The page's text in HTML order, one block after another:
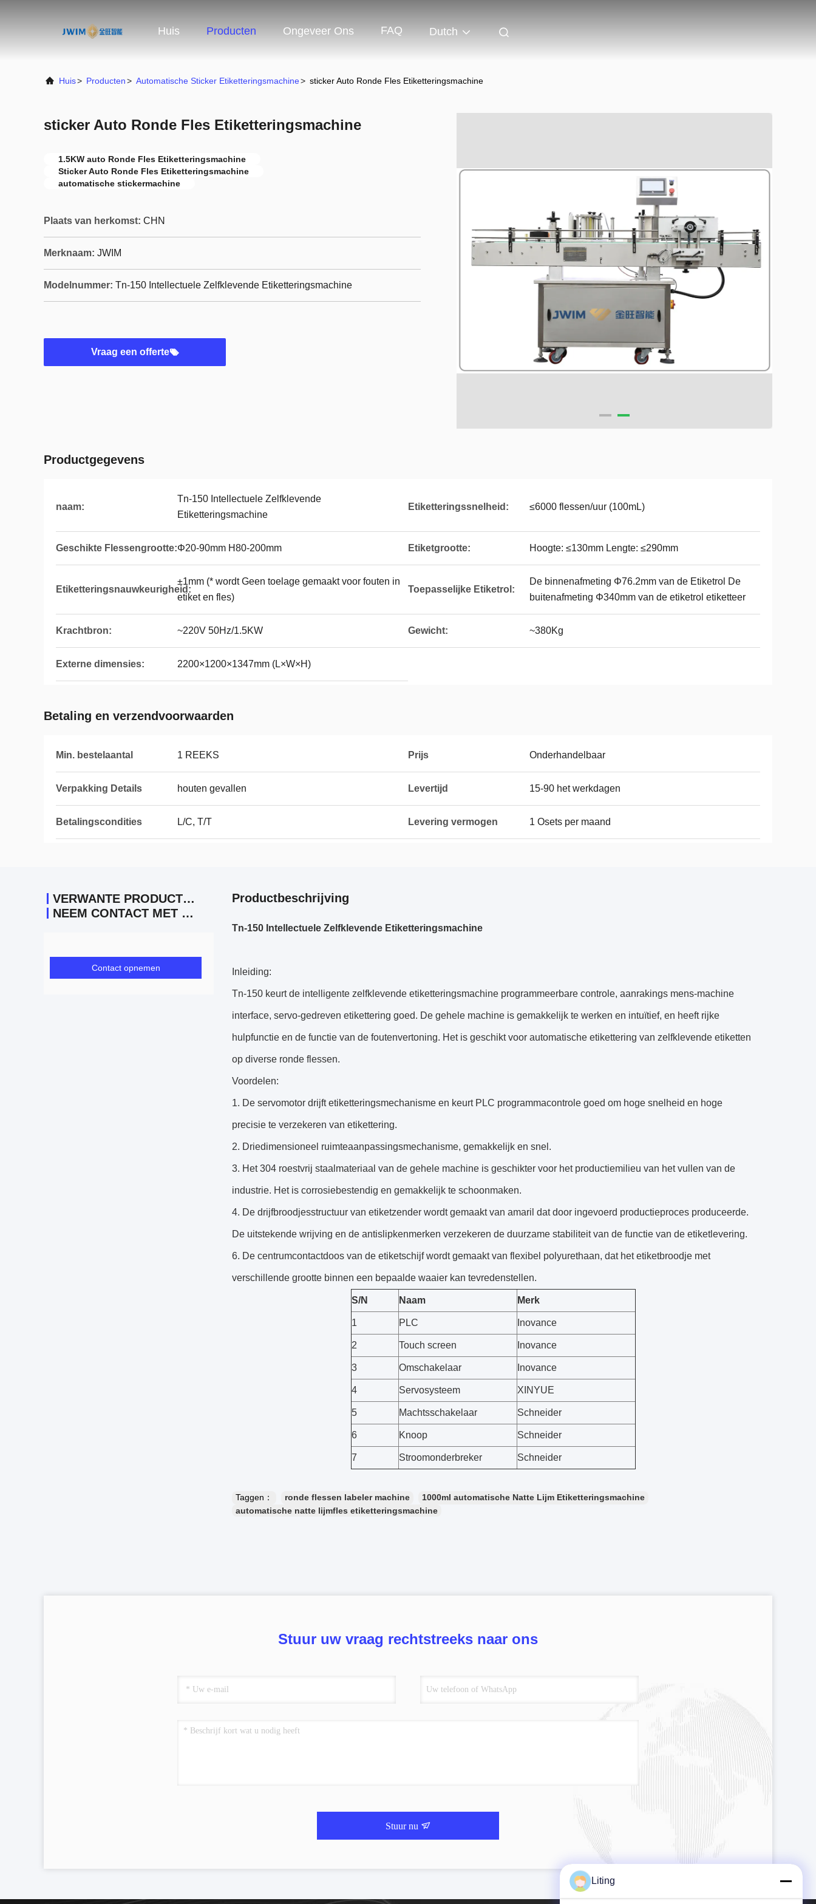
Huis Producten Ongeveer Ons FAQ Dutch
Huis> Producten> Automatische Sticker Etiketteringsmachine> sticker Auto Ronde Fles Etiketteringsmachine
sticker Auto Ronde Fles Etiketteringsmachine
1.5KW auto Ronde Fles Etiketteringsmachine
Sticker Auto Ronde Fles Etiketteringsmachine
automatische stickermachine
Plaats van herkomst: CHN
Merknaam: JWIM
Modelnummer: Tn-150 Intellectuele Zelfklevende Etiketteringsmachine
Vraag een offerte
Productgegevens
naam:
Tn-150 Intellectuele Zelfklevende
Etiketteringsmachine
Etiketteringssnelheid: ≤6000 flessen/uur (100mL)
Geschikte Flessengrootte:Φ20-90mm H80-200mm Etiketgrootte: Hoogte: ≤130mm Lengte: ≤290mm
Etiketteringsnauwkeurigheid:
±1mm (* wordt Geen toelage gemaakt voor fouten in
etiket en fles)
Toepasselijke Etiketrol:
De binnenafmeting Φ76.2mm van de Etiketrol De
buitenafmeting Φ340mm van de etiketrol etiketteer
Krachtbron: ~220V 50Hz/1.5KW Gewicht: ~380Kg
Externe dimensies: 2200×1200×1347mm (L×W×H)
Betaling en verzendvoorwaarden
Min. bestelaantal 1 REEKS Prijs Onderhandelbaar
Verpakking Details houten gevallen Levertijd 15-90 het werkdagen
Betalingscondities L/C, T/T Levering vermogen 1 Osets per maand
VERWANTE PRODUCTEN
NEEM CONTACT MET ONS OP
Contact opnemen
Productbeschrijving
Tn-150 Intellectuele Zelfklevende Etiketteringsmachine
Inleiding:
Tn-150 keurt de intelligente zelfklevende etiketteringsmachine programmeerbare controle, aanrakings mens-machine
interface, servo-gedreven etikettering goed. De gehele machine is gemakkelijk te werken en intuïtief, en heeft rijke
hulpfunctie en de functie van de foutenvertoning. Het is geschikt voor automatische etikettering van zelfklevende etiketten
op diverse ronde flessen.
Voordelen:
1. De servomotor drijft etiketteringsmechanisme en keurt PLC programmacontrole goed om hoge snelheid en hoge
precisie te verzekeren van etikettering.
2. Driedimensioneel ruimteaanpassingsmechanisme, gemakkelijk en snel.
3. Het 304 roestvrij staalmateriaal van de gehele machine is geschikter voor het productiemilieu van het vullen van de
industrie. Het is corrosiebestendig en gemakkelijk te schoonmaken.
4. De drijfbroodjesstructuur van etiketzender wordt gemaakt van amaril dat door ingevoerd productieproces produceerde.
De uitstekende wrijving en de antislipkenmerken verzekeren de duurzame stabiliteit van de functie van de etiketlevering.
6. De centrumcontactdoos van de etiketschijf wordt gemaakt van flexibel polyurethaan, dat het etiketbroodje met
verschillende grootte binnen een bepaalde waaier kan tevredenstellen.
S/N Naam Merk
1 PLC Inovance
2 Touch screen Inovance
3 Omschakelaar Inovance
4 Servosysteem XINYUE
5 Machtsschakelaar Schneider
6 Knoop Schneider
7 Stroomonderbreker Schneider
Taggen： ronde flessen labeler machine
1000ml automatische Natte Lijm Etiketteringsmachine
automatische natte lijmfles etiketteringsmachine
Stuur uw vraag rechtstreeks naar ons
Stuur nu
Liting